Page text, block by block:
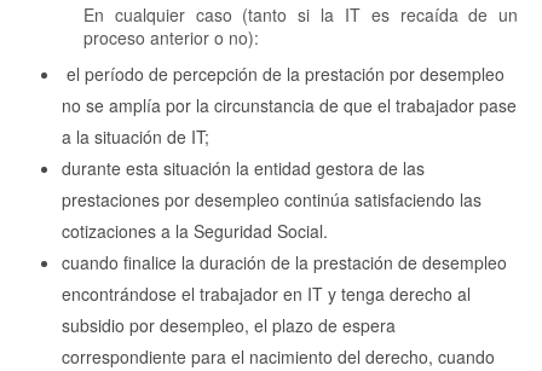
En cualquier caso (tanto si la IT es recaída de un
proceso anterior o no):
el período de percepción de la prestación por desempleo
no se amplía por la circunstancia de que el trabajador pase
a la situación de IT;
durante esta situación la entidad gestora de las
prestaciones por desempleo continúa satisfaciendo las
cotizaciones a la Seguridad Social.
cuando finalice la duración de la prestación de desempleo
encontrándose el trabajador en IT y tenga derecho al
subsidio por desempleo, el plazo de espera
correspondiente para el nacimiento del derecho, cuando